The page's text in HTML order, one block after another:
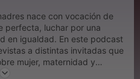
nace con vocación de
perfecta, luchar por una
en igualdad. En este podcast
a distintas invitadas que
mujer, maternidad y
Laura Baena, fundadora del